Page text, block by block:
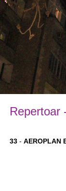
Repertoar
33 - AEROPLAN